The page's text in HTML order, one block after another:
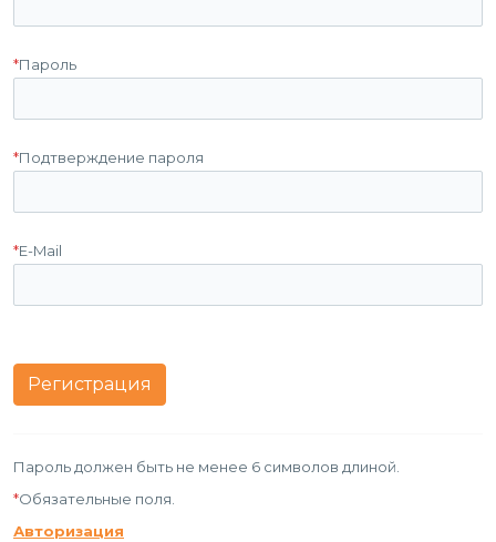
*Пароль
*Подтверждение пароля
*E-Mail
Пароль должен быть не менее 6 символов длиной.
*Обязательные поля.
Авторизация